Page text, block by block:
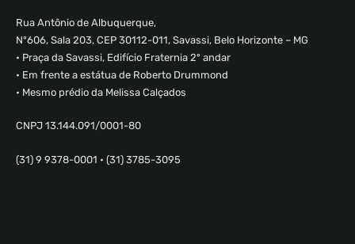
Rua Antônio de Albuquerque,
Nº606, Sala 203, CEP 30112-011, Savassi, Belo Horizonte – MG
• Praça da Savassi, Edifício Fraternia 2º andar
• Em frente a estátua de Roberto Drummond
• Mesmo prédio da Melissa Calçados
CNPJ 13.144.091/0001-80
(31) 9 9378-0001 • (31) 3785-3095